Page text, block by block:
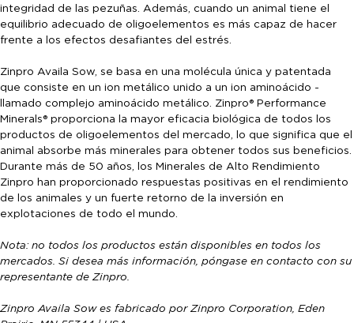
integridad de las pezuñas. Además, cuando un animal tiene el
equilibrio adecuado de oligoelementos es más capaz de hacer
frente a los efectos desafiantes del estrés.
Zinpro Availa Sow, se basa en una molécula única y patentada
que consiste en un ion metálico unido a un ion aminoácido -
llamado complejo aminoácido metálico. Zinpro® Performance
Minerals® proporciona la mayor eficacia biológica de todos los
productos de oligoelementos del mercado, lo que significa que el
animal absorbe más minerales para obtener todos sus beneficios.
Durante más de 50 años, los Minerales de Alto Rendimiento
Zinpro han proporcionado respuestas positivas en el rendimiento
de los animales y un fuerte retorno de la inversión en
explotaciones de todo el mundo.
Nota: no todos los productos están disponibles en todos los
mercados. Si desea más información, póngase en contacto con su
representante de Zinpro.
Zinpro Availa Sow es fabricado por Zinpro Corporation, Eden